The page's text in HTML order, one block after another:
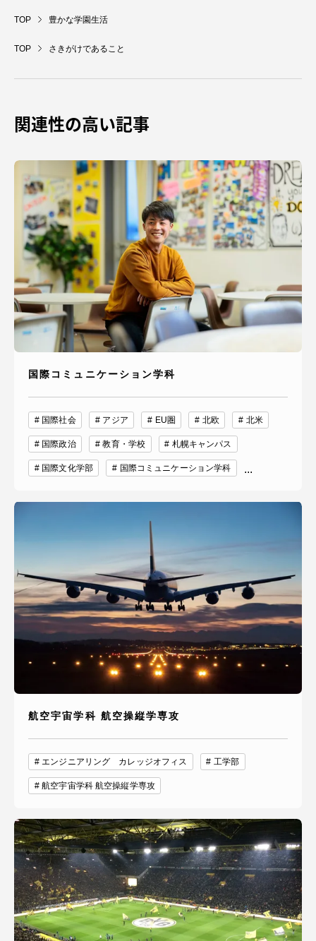
TOP 豊かな学園生活
TOP さきがけであること
関連性の高い記事
国際コミュニケーション学科
国際社会 アジア EU圏 北欧 北米
国際政治 教育・学校 札幌キャンパス
国際文化学部 国際コミュニケーション学科 ...
航空宇宙学科 航空操縦学専攻
エンジニアリング カレッジオフィス 工学部
航空宇宙学科 航空操縦学専攻